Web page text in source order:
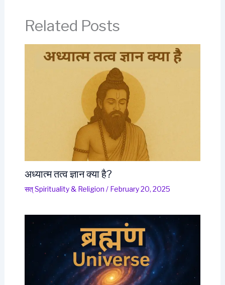
Related Posts
अध्यात्म तत्व ज्ञान क्या है?
सत् Spirituality & Religion / February 20, 2025